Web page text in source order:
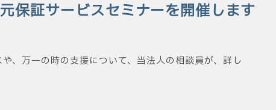
保証サービスセミナーを開催します
、万一の時の支援について、当法人の相談員が、詳し